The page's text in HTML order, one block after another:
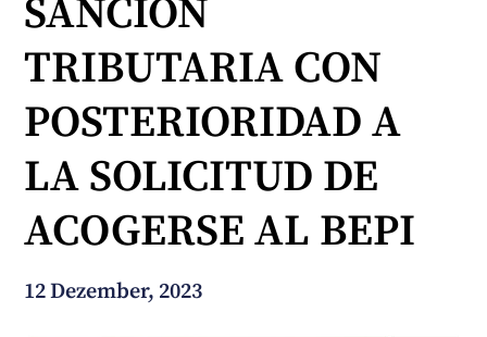
Dienste
Blog und Nachrichten
Wie können wir Ihnen helfen?
SANCIÓN
TRIBUTARIA CON
POSTERIORIDAD A
LA SOLICITUD DE
ACOGERSE AL BEPI
12 Dezember, 2023